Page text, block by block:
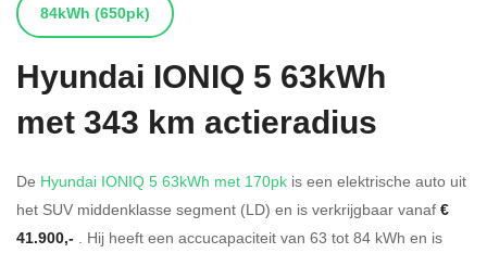
84kWh (650pk)
Hyundai IONIQ 5 63kWh
met 343 km actieradius
De Hyundai IONIQ 5 63kWh met 170pk is een elektrische auto uit
het SUV middenklasse segment (LD) en is verkrijgbaar vanaf €
41.900,- . Hij heeft een accucapaciteit van 63 tot 84 kWh en is